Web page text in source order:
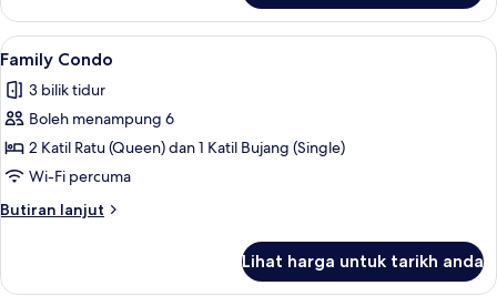
Apartment
Lihat
semua
foto
untuk
Family
Condo
Family Condo | Ruang tamu | 55
6
Family Condo
3 bilik tidur
Boleh menampung 6
2 Katil Ratu (Queen) dan 1 Katil Bujang (Single)
Wi-Fi percuma
Butiran lanjut
Butiran
Condo
Lihat harga untuk tarikh anda